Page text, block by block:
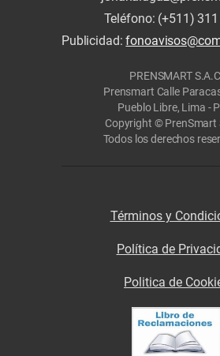
Teléfono: (+511)
Publicidad:
PRENSMART
Prensmart Calle
Pueblo Libre, Lima -
Copyright © PrenSmart
Todos los derechos
Términos y
Política de
Politica de